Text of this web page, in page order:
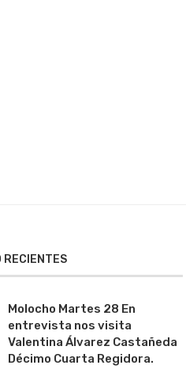
RECIENTES
Molocho Martes 28 En
entrevista nos visita
Valentina Álvarez Castañeda
Décimo Cuarta Regidora.